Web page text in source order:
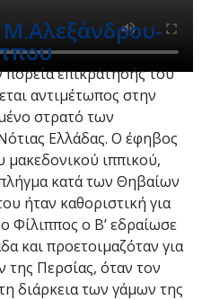
επικράτησής του
αντιμέτωπος στην
στρατό των
Ελλάδας. Ο έφηβος
μακεδονικού ιππικού,
κατά των Θηβαίων
ήταν καθοριστική για
Φίλιππος ο Β’ εδραίωσε
και προετοιμαζόταν για
της Περσίας, όταν τον
διάρκεια των γάμων της